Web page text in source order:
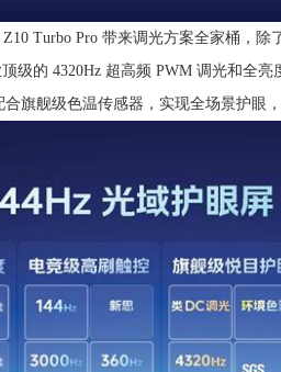
Turbo Pro 带来调光方案全家桶，除
级的 4320Hz 超高频 PWM 调光和全
合旗舰级色温传感器，实现全场景护眼